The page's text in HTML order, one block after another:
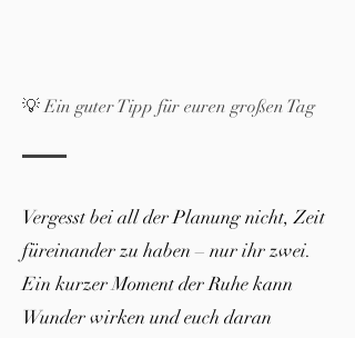
💡 Ein guter Tipp für euren großen Tag
Vergesst bei all der Planung nicht, Zeit
füreinander zu haben – nur ihr zwei.
Ein kurzer Moment der Ruhe kann
Wunder wirken und euch daran